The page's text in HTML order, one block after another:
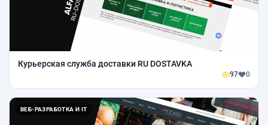
Курьерская служба доставки RU DOSTAVKA
97 0
ВЕБ-РАЗРАБОТКА И IT